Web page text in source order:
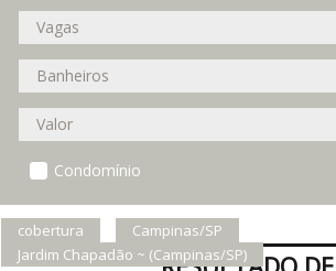
Condomínio
cobertura
Campinas/SP
Jardim Chapadão ~ (Campinas/SP)